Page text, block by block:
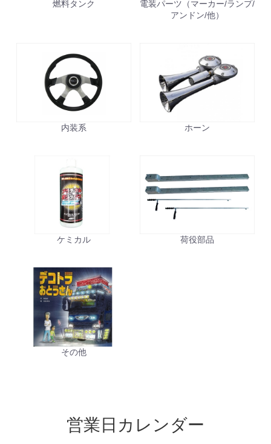
お買い物を続ける カートへ進む
燃料タンク
電装パーツ（マーカー/ランプ/
アンドン/他）
内装系 ホーン
ケミカル 荷役部品
その他
営業日カレンダー